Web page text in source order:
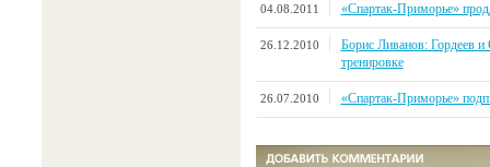
04.08.2011 «Спартак-Приморье»
26.12.2010
Борис Ливанов: Гордеев и
тренировке
26.07.2010 «Спартак-Приморье»